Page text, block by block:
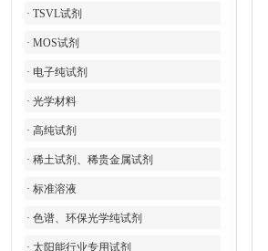
· TSVL试剂
· MOS试剂
· 电子纯试剂
· 光学材料
· 高纯试剂
· 稀土试剂、稀贵金属试剂
· 标准溶液
· 色谱、环保光学纯试剂
· 太阳能行业专用试剂